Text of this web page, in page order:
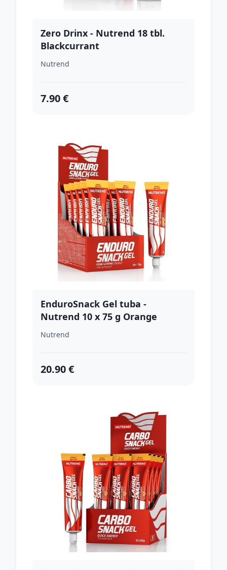
Zero Drinx - Nutrend 18 tbl.
Blackcurrant
Nutrend
7.90 €
EnduroSnack Gel tuba -
Nutrend 10 x 75 g Orange
Nutrend
20.90 €